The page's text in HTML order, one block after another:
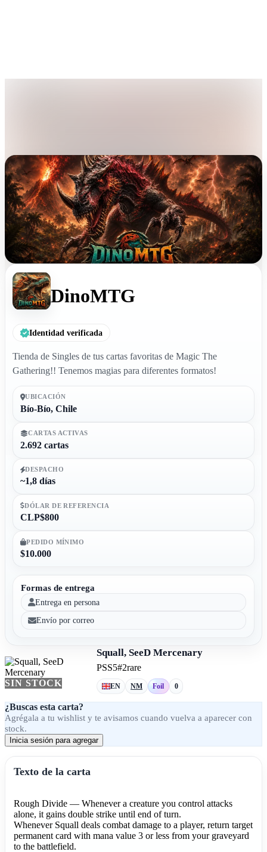
DinoMTG
Identidad verificada
Tienda de Singles de tus cartas favoritas de Magic The
Gathering!! Tenemos magias para diferentes formatos!
UBICACIÓN
Bío-Bío, Chile
CARTAS ACTIVAS
2.692 cartas
DESPACHO
~1,8 días
DÓLAR DE REFERENCIA
CLP$800
PEDIDO MÍNIMO
$10.000
Formas de entrega
Entrega en persona
Envío por correo
SIN STOCK
Squall, SeeD Mercenary
PSS5#2rare
EN NM Foil 0
¿Buscas esta carta?
Agrégala a tu wishlist y te avisamos cuando vuelva a aparecer con
stock.
Inicia sesión para agregar
Texto de la carta
Rough Divide — Whenever a creature you control attacks
alone, it gains double strike until end of turn.
Whenever Squall deals combat damage to a player, return target
permanent card with mana value 3 or less from your graveyard
to the battlefield.